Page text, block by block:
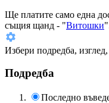
Ще платите само една
същия щанд - "Витошки
Избери подредба,
Подредба
Последно